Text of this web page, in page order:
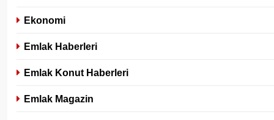
Ekonomi
Emlak Haberleri
Emlak Konut Haberleri
Emlak Magazin